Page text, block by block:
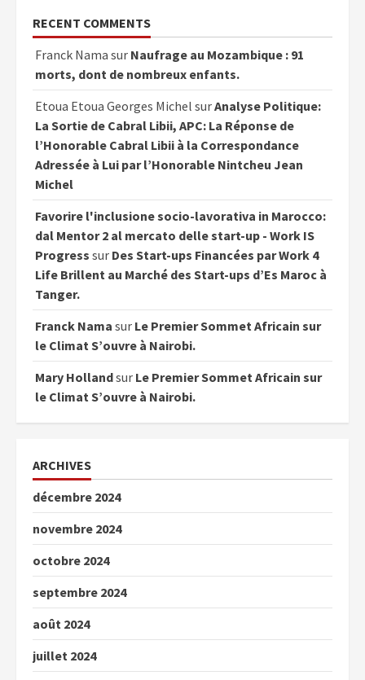
RECENT COMMENTS
Franck Nama sur Naufrage au Mozambique : 91
morts, dont de nombreux enfants.
Etoua Etoua Georges Michel surAnalyse Politique:
La Sortie de Cabral Libii, APC: La Réponse de
l’Honorable Cabral Libii à la Correspondance
Adressée à Lui par l’Honorable Nintcheu Jean
Michel
Favorire l'inclusione socio-lavorativa in Marocco:
dal Mentor 2 al mercato delle start-up - Work IS
Progress sur Des Start-ups Financées par Work 4
Life Brillent au Marché des Start-ups d’Es Maroc à
Tanger.
Franck Nama sur Le Premier Sommet Africain sur
le Climat S’ouvre à Nairobi.
Mary Hollandsur Le Premier Sommet Africain sur
le Climat S’ouvre à Nairobi.
ARCHIVES
décembre 2024
novembre 2024
octobre 2024
septembre 2024
août 2024
juillet 2024